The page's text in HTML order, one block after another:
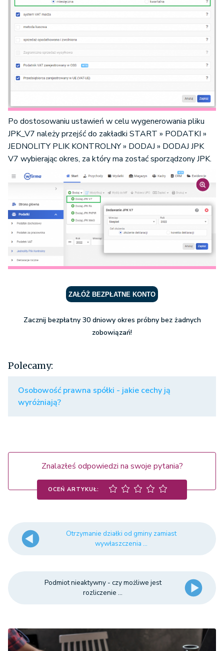
Po dostosowaniu ustawień w celu wygenerowania pliku
JPK_V7 należy przejść do zakładki START » PODATKI »
JEDNOLITY PLIK KONTROLNY » DODAJ » DODAJ JPK
V7 wybierając okres, za który ma zostać sporządzony JPK.
ZAŁÓŻ BEZPŁATNE KONTO
Zacznij bezpłatny 30 dniowy okres próbny bez żadnych
zobowiązań!
Polecamy:
Osobowość prawna spółki - jakie cechy ją
wyróżniają?
Znalazłeś odpowiedzi na swoje pytania?
OCEŃ ARTYKUŁ:
Otrzymanie działki od gminy zamiast
wywłaszczenia ...
Podmiot nieaktywny - czy możliwe jest
rozliczenie ...